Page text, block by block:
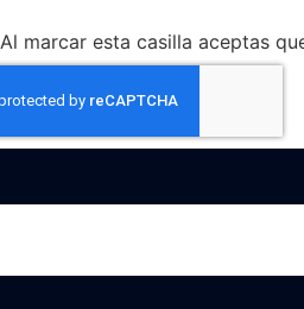
Al marcar esta casilla aceptas